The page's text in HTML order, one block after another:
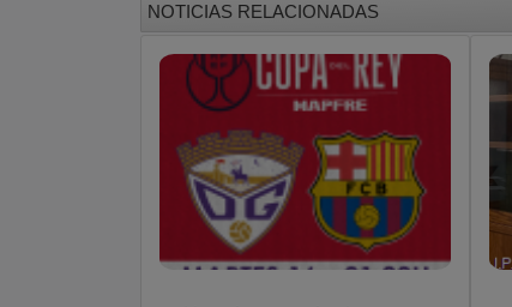
NOTICIAS RELACIONADAS